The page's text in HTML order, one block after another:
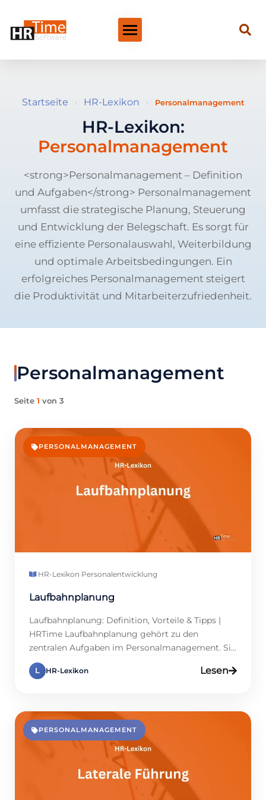
Startseite › HR-Lexikon › Personalmanagement
HR-Lexikon:
Personalmanagement
<strong>Personalmanagement – Definition
und Aufgaben</strong> Personalmanagement
umfasst die strategische Planung, Steuerung
und Entwicklung der Belegschaft. Es sorgt für
eine effiziente Personalauswahl, Weiterbildung
und optimale Arbeitsbedingungen. Ein
erfolgreiches Personalmanagement steigert
die Produktivität und Mitarbeiterzufriedenheit.
Personalmanagement
Seite 1 von 3
PERSONALMANAGEMENT
HR-Lexikon·Personalentwicklung
Laufbahnplanung
Laufbahnplanung: Definition, Vorteile & Tipps |
HRTime Laufbahnplanung gehört zu den
zentralen Aufgaben im Personalmanagement. Sie
unterstützt Mitarbeiter dabei, berufliche Ziele zu
erreichen und gleichzeitig die
Entwicklungspfaden, die Potenzialträger binden
und Kosten sparen. Wenn Firmen die
Karriereplanung konsequent betreiben, lassen
sich Fluktuation und Rekrutierungsaufwand
deutlich reduzieren. Da […]
L HR-Lexikon Lesen
PERSONALMANAGEMENT